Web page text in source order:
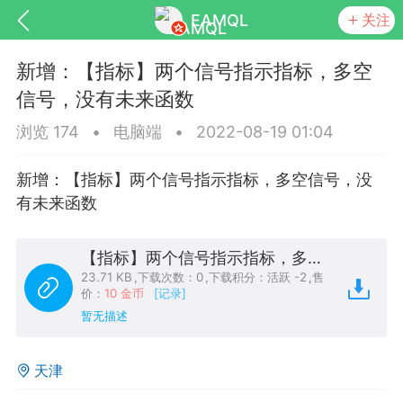
EAMQL 关注
匿名树洞 发起挑战 幸运转盘
Lv.9 神隐会员 靓号
EA+
电脑端 趋势
狼行黄金一次一单1.1你们期待的一
黄金一次一单1.0你们期待的一次一单
新增：【指标】两个信号指示指标，多空
信号，没有未来函数
浏览 174 • 电脑端 • 2022-08-19 01:04
新增：【指标】两个信号指示指标，多空信号，没
有未来函数
【指标】两个信号指示指标，多空信号，没有未来函数.zip
23.71 KB ,下载次数：0 ,下载积分：活跃 -2 ,售
价： 10 金币
[记录]
暂无描述
天津